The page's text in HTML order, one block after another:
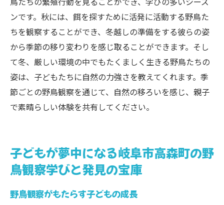
ンです。秋には、餌を探すために活発に活動する野鳥た
ちを観察することができ、冬越しの準備をする彼らの姿
から季節の移り変わりを感じ取ることができます。そし
て冬、厳しい環境の中でもたくましく生きる野鳥たちの
姿は、子どもたちに自然の力強さを教えてくれます。季
節ごとの野鳥観察を通じて、自然の移ろいを感じ、親子
で素晴らしい体験を共有してください。
子どもが夢中になる岐阜市高森町の野
鳥観察学びと発見の宝庫
野鳥観察がもたらす子どもの成長